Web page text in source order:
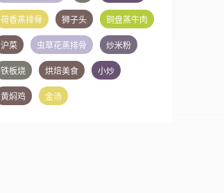
荷香蒸排骨 狮子头 铜盘蒸牛肉
沪菜 虫草花蒸排骨 炒米粉
铁板烧 烘焙美食 小炒
黄焖鸡 金汤